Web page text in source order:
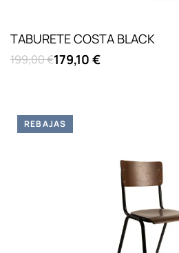
TABURETE COSTA BLACK
199,00 €179,10 €
REBAJAS